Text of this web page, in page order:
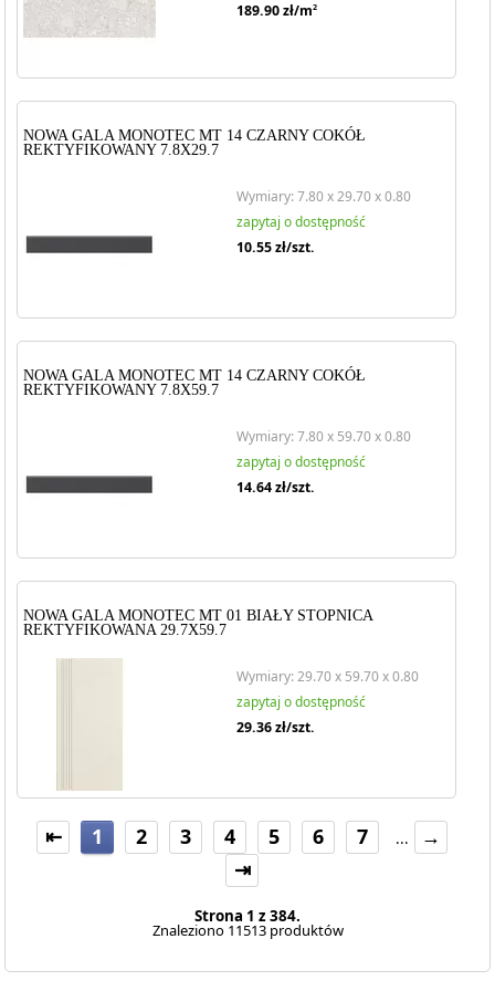
189.90zł/m2
NOWA GALA MONOTEC MT 14 CZARNY COKÓŁ
REKTYFIKOWANY 7.8X29.7
Wymiary: 7.80 x 29.70 x 0.80
zapytaj o dostępność
10.55zł/szt.
NOWA GALA MONOTEC MT 14 CZARNY COKÓŁ
REKTYFIKOWANY 7.8X59.7
Wymiary: 7.80 x 59.70 x 0.80
zapytaj o dostępność
14.64zł/szt.
NOWA GALA MONOTEC MT 01 BIAŁY STOPNICA
REKTYFIKOWANA 29.7X59.7
Wymiary: 29.70 x 59.70 x 0.80
zapytaj o dostępność
29.36zł/szt.
⇤ 1 2 3 4 5 6 7 ...
→
⇥
Strona 1 z 384.
Znaleziono 11513 produktów